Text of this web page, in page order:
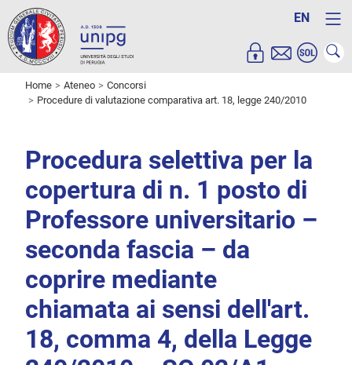
EN
Home Ateneo
Concorsi
Procedure di valutazione comparativa art. 18, legge 240/2010
Procedura selettiva per la
copertura di n. 1 posto di
Professore universitario –
seconda fascia – da
coprire mediante
chiamata ai sensi dell'art.
18, comma 4, della Legge